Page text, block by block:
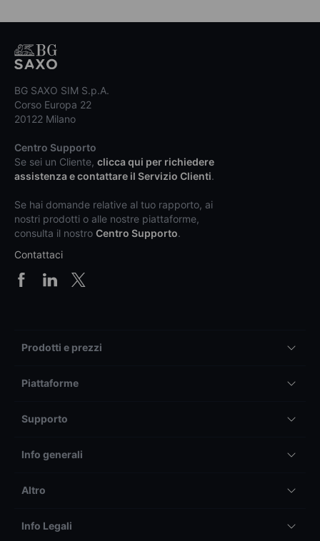
BG SAXO SIM S.p.A.
Corso Europa 22
20122 Milano
Centro Supporto
Se sei un Cliente, clicca qui per richiedere
assistenza e contattare il Servizio Clienti.
Se hai domande relative al tuo rapporto, ai
nostri prodotti o alle nostre piattaforme,
consulta il nostro Centro Supporto.
Contattaci
Prodotti e prezzi
Piattaforme
Supporto
Info generali
Altro
Info Legali